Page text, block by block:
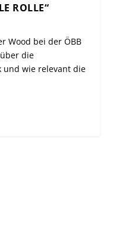
ROLLE“
Wood bei der ÖBB
die
und wie relevant die